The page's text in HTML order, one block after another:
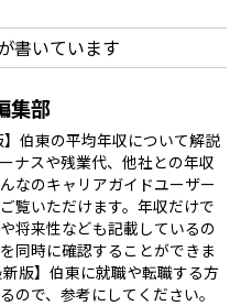
書いています
集部
】伯東の平均年収について解説
ナスや残業代、他社との年収
なのキャリアガイドユーザー
覧いただけます。年収だけで
将来性なども記載しているの
同時に確認することができま
版】伯東に就職や転職する方
ので、参考にしてください。